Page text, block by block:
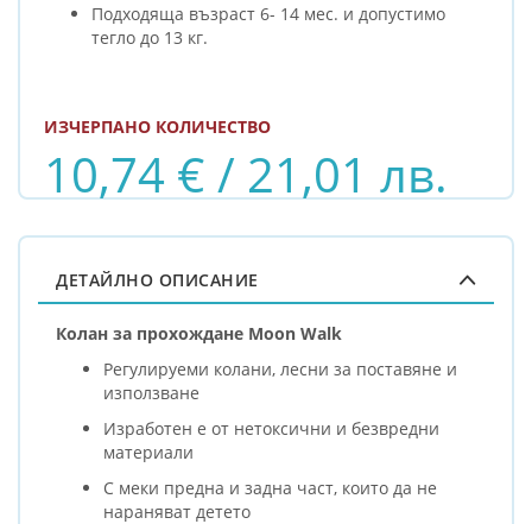
Подходяща възраст 6- 14 мес. и допустимо
тегло до 13 кг.
10,74 € / 21,01 лв.
ИЗЧЕРПАНО КОЛИЧЕСТВО
ДЕТАЙЛНО ОПИСАНИЕ
Колан за прохождане Moon Walk
Регулируеми колани, лесни за поставяне и
използване
Изработен е от нетоксични и безвредни
материали
С меки предна и задна част, които да не
нараняват детето